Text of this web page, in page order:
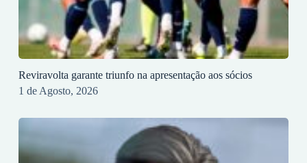
Reviravolta garante triunfo na apresentação aos sócios
1 de Agosto, 2026